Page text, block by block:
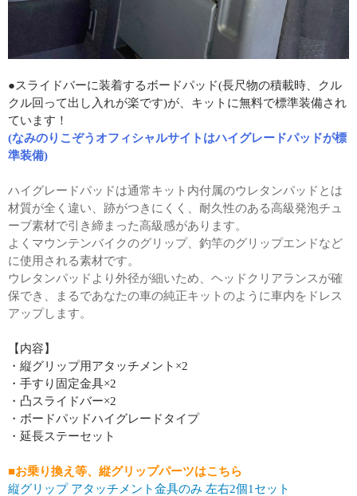
●スライドバーに装着するボードパッド(長尺物の積載時、クル
クル回って出し入れが楽です)が、キットに無料で標準装備され
ています！
(なみのりこぞうオフィシャルサイトはハイグレードパッドが標
準装備)
ハイグレードパッドは通常キット内付属のウレタンパッドとは
材質が全く違い、跡がつきにくく、耐久性のある高級発泡チュ
ーブ素材で引き締まった高級感があります。
よくマウンテンバイクのグリップ、釣竿のグリップエンドなど
に使用される素材です。
ウレタンパッドより外径が細いため、ヘッドクリアランスが確
保でき、まるであなたの車の純正キットのように車内をドレス
アップします。
【内容】
・縦グリップ用アタッチメント×2
・手すり固定金具×2
・凸スライドバー×2
・ボードパッドハイグレードタイプ
・延長ステーセット
■お乗り換え等、縦グリップパーツはこちら
縦グリップ アタッチメント金具のみ 左右2個1セット